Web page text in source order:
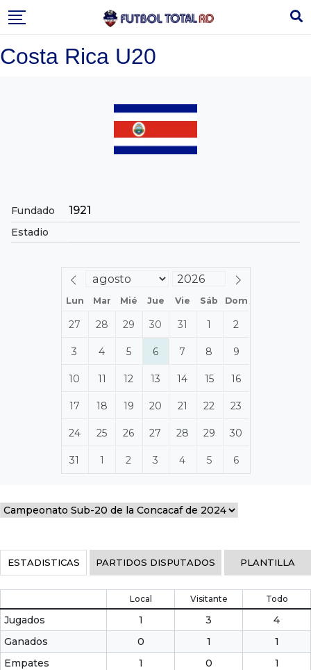
to
Costa Rica U20
Fundado 1921
Estadio
Lun Mar Mié Jue Vie Sáb Dom
27 28 29 30 31 1 2
3 4 5 6 7 8 9
10 11 12 13 14 15 16
17 18 19 20 21 22 23
24 25 26 27 28 29 30
31 1 2 3 4 5 6
ESTADISTICAS PARTIDOS DISPUTADOS PLANTILLA
Local Visitante Todo
Jugados 1 3
4
Ganados
0 1
1
Empates
1 0
1